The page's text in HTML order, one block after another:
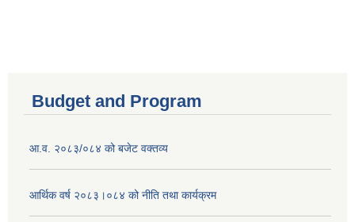
Budget and Program
आ.व. २०८३/०८४ को बजेट वक्तव्य
आर्थिक वर्ष २०८३।०८४ को नीति तथा कार्यक्रम